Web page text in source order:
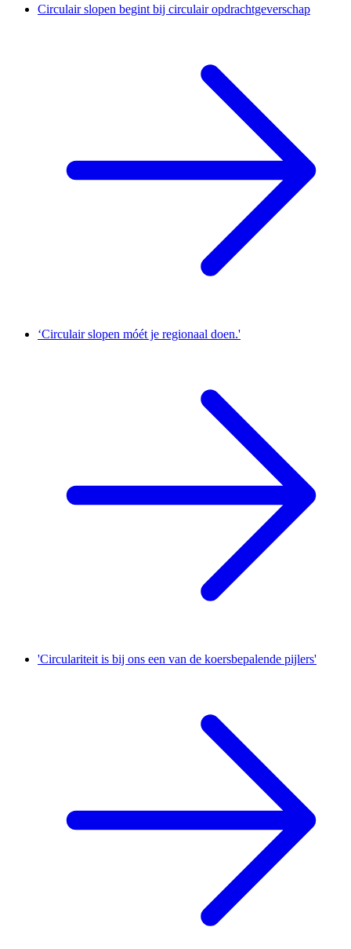
Circulair slopen begint bij circulair opdrachtgeverschap
‘Circulair slopen móét je regionaal doen.'
'Circulariteit is bij ons een van de koersbepalende pijlers'